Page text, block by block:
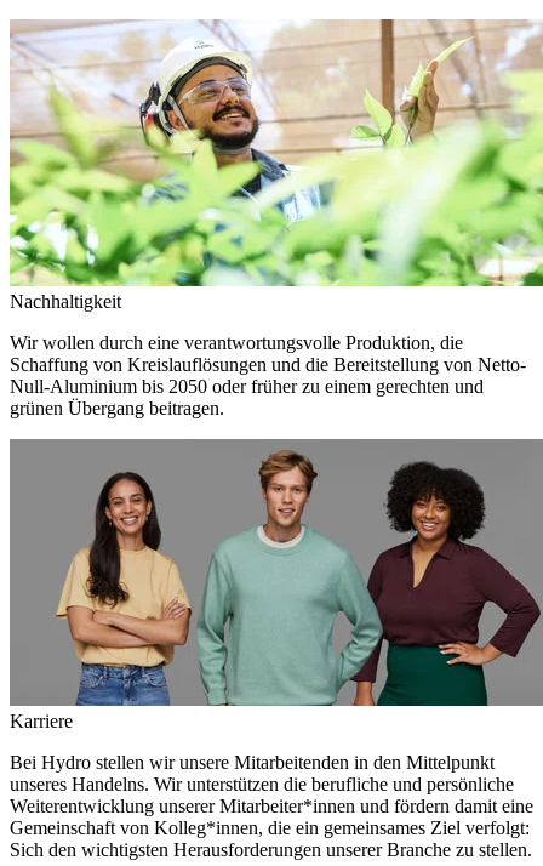
Nachhaltigkeit
Wir wollen durch eine verantwortungsvolle Produktion, die
Schaffung von Kreislauflösungen und die Bereitstellung von Netto-
Null-Aluminium bis 2050 oder früher zu einem gerechten und
grünen Übergang beitragen.
Karriere
Bei Hydro stellen wir unsere Mitarbeitenden in den Mittelpunkt
unseres Handelns. Wir unterstützen die berufliche und persönliche
Weiterentwicklung unserer Mitarbeiter*innen und fördern damit eine
Gemeinschaft von Kolleg*innen, die ein gemeinsames Ziel verfolgt:
Sich den wichtigsten Herausforderungen unserer Branche zu stellen.